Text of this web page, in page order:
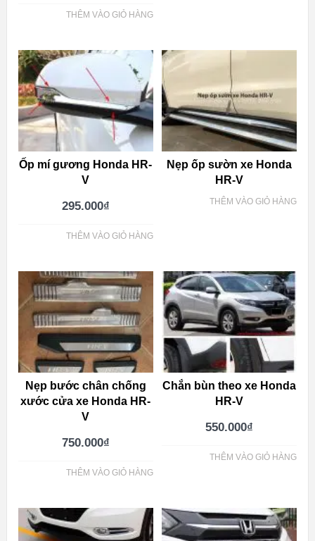
THÊM VÀO GIỎ HÀNG
Ốp mí gương Honda HR-
V
295.000₫
THÊM VÀO GIỎ HÀNG
Nẹp ốp sườn xe Honda
HR-V
THÊM VÀO GIỎ HÀNG
Nẹp bước chân chống
xước cửa xe Honda HR-
V
750.000₫
THÊM VÀO GIỎ HÀNG
Chắn bùn theo xe Honda
HR-V
550.000₫
THÊM VÀO GIỎ HÀNG